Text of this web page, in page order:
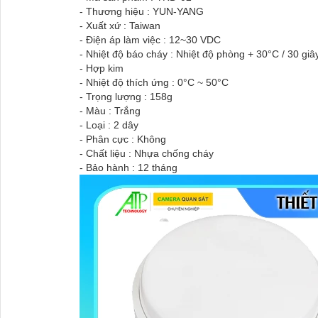
- Thương hiệu : YUN-YANG
- Xuất xứ : Taiwan
- Điện áp làm việc : 12~30 VDC
- Nhiệt độ báo cháy : Nhiệt độ phòng + 30°C / 30
- Hợp kim
- Nhiệt độ thích ứng : 0°C ~ 50°C
- Trọng lượng : 158g
- Màu : Trắng
- Loại : 2 dây
- Phân cực : Không
- Chất liệu : Nhựa chống cháy
- Bảo hành : 12 tháng